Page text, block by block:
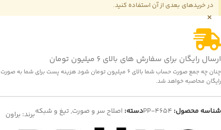
در خریدهای بعدی از آن استفاده کنید.
×
ارسال رایگان برای سفارش های بالای 6 میلیون تومان
چنان چه جمع صورت حساب شما بالای 6 میلیون تومان شود هزینه پست برای شما به صورت
رایگان محاصبه خواهد شد.
شناسه محصول: PP-4654دسته: اصلاح سر و صورت,تیغ و شبکهبرند: براون